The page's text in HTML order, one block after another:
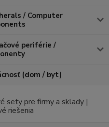
/ Computer
periférie /
(dom / byt)
sety pre firmy a sklady |
riešenia